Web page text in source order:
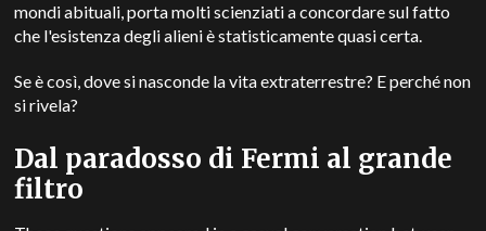
mondi abituali, porta molti scienziati a concordare sul fatto
che l'esistenza degli alieni è statisticamente quasi certa.
Se è così, dove si nasconde la vita extraterrestre? E perché non
si rivela?
Dal paradosso di Fermi al grande
filtro